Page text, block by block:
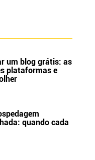
um blog grátis: as
plataformas e
quando cada